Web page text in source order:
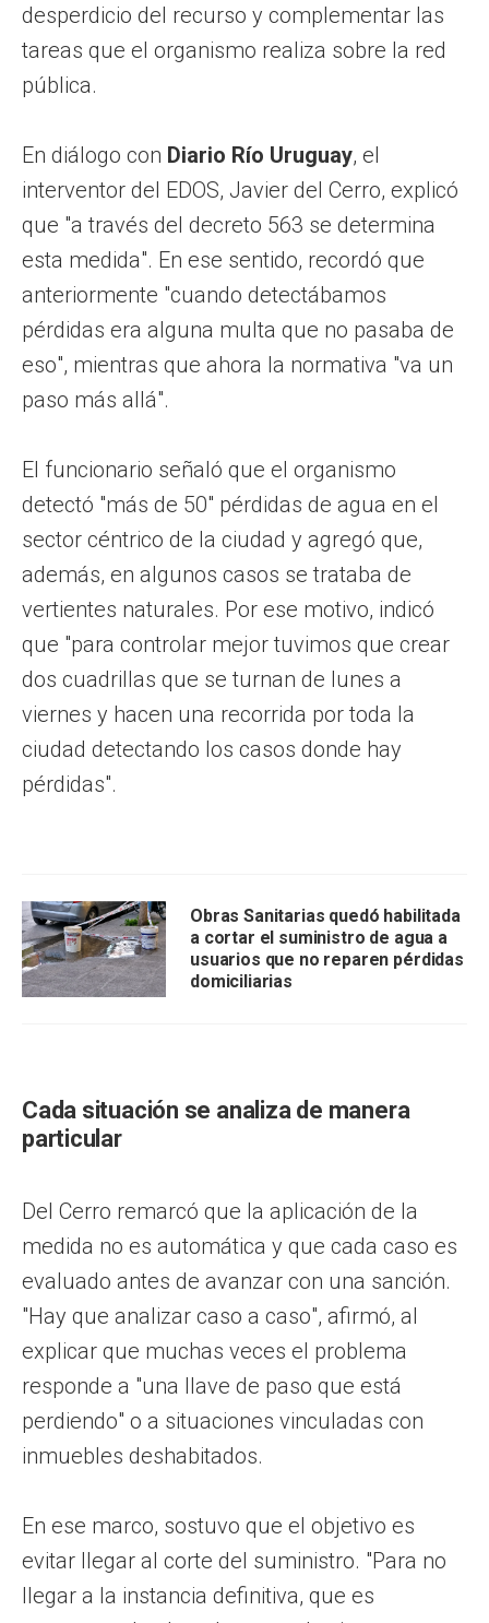
desperdicio del recurso y complementar las
tareas que el organismo realiza sobre la red
pública.
En diálogo con Diario Río Uruguay, el
interventor del EDOS, Javier del Cerro, explicó
que "a través del decreto 563 se determina
esta medida". En ese sentido, recordó que
anteriormente "cuando detectábamos
pérdidas era alguna multa que no pasaba de
eso", mientras que ahora la normativa "va un
paso más allá".
El funcionario señaló que el organismo
detectó "más de 50" pérdidas de agua en el
sector céntrico de la ciudad y agregó que,
además, en algunos casos se trataba de
vertientes naturales. Por ese motivo, indicó
que "para controlar mejor tuvimos que crear
dos cuadrillas que se turnan de lunes a
viernes y hacen una recorrida por toda la
ciudad detectando los casos donde hay
pérdidas".
Obras Sanitarias quedó habilitada
a cortar el suministro de agua a
usuarios que no reparen pérdidas
domiciliarias
Cada situación se analiza de manera
particular
Del Cerro remarcó que la aplicación de la
medida no es automática y que cada caso es
evaluado antes de avanzar con una sanción.
"Hay que analizar caso a caso", afirmó, al
explicar que muchas veces el problema
responde a "una llave de paso que está
perdiendo" o a situaciones vinculadas con
inmuebles deshabitados.
En ese marco, sostuvo que el objetivo es
evitar llegar al corte del suministro. "Para no
llegar a la instancia definitiva, que es